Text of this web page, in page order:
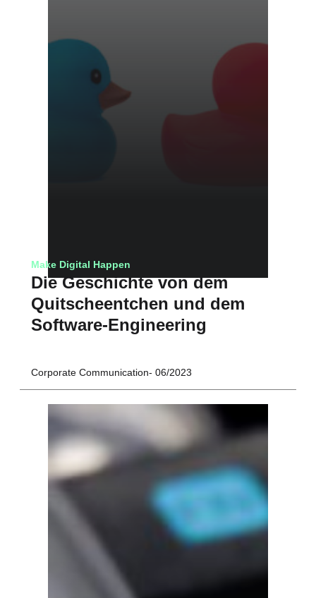
Make Digital Happen
Die Geschichte von dem
Quitscheentchen und dem
Software-Engineering
Corporate Communication 06/2023